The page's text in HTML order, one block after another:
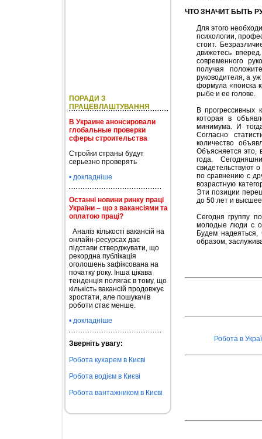
ПОРАДИ З
ПРАЦЕВЛАШТУВАННЯ
В Украине анонсировали
глобальные проверки
сферы строительства
Стройки страны будут
серьезно проверять
• докладніше
Останні новини ринку праці
України – що з вакансіями та
оплатою праці?
Аналіз кількості вакансій на
онлайн-ресурсах дає
підстави стверджувати, що
рекордна публікація
оголошень зафіксована на
початку року. Інша цікава
тенденція полягає в тому, що
кількість вакансій продовжує
зростати, але пошукачів
роботи стає менше.
• докладніше
Зверніть увагу:
Робота кухарем в Києві
Робота водієм в Києві
Робота вантажником в Києві
ЧТО ЗНАЧИТ БЫТЬ
Для этого
психологии,
стоит.
движетесь
современного
получая
руководителя, а
формула «поиска
рыбе и ее голове.
В прогрессивных
которая в
минимума. И
Согласно
количество
Объясняется это,
года.
свидетельствуют
по сравнению с
возрастную
Эти позиции
до 50 лет и высшее
Сегодня группу
молодые люди с
Будем
образом,
Робота в